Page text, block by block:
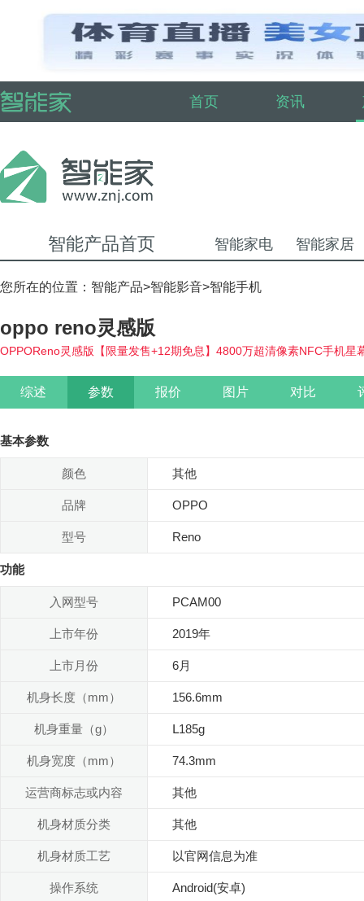
首页 资讯
智能产品首页 智能家电 智能家居
您所在的位置： 智能产品>智能影音>智能手机
oppo reno灵感版
OPPOReno灵感版【限量发售+12期免息】4800万超清像素NFC手机星
综述 参数 报价 图片 对比
基本参数
颜色 其他
品牌 OPPO
型号 Reno
功能
入网型号 PCAM00
上市年份 2019年
上市月份 6月
机身长度（mm） 156.6mm
机身重量（g） Լ185g
机身宽度（mm） 74.3mm
运营商标志或内容 其他
机身材质分类 其他
机身材质工艺 以官网信息为准
操作系统 Android(安卓)